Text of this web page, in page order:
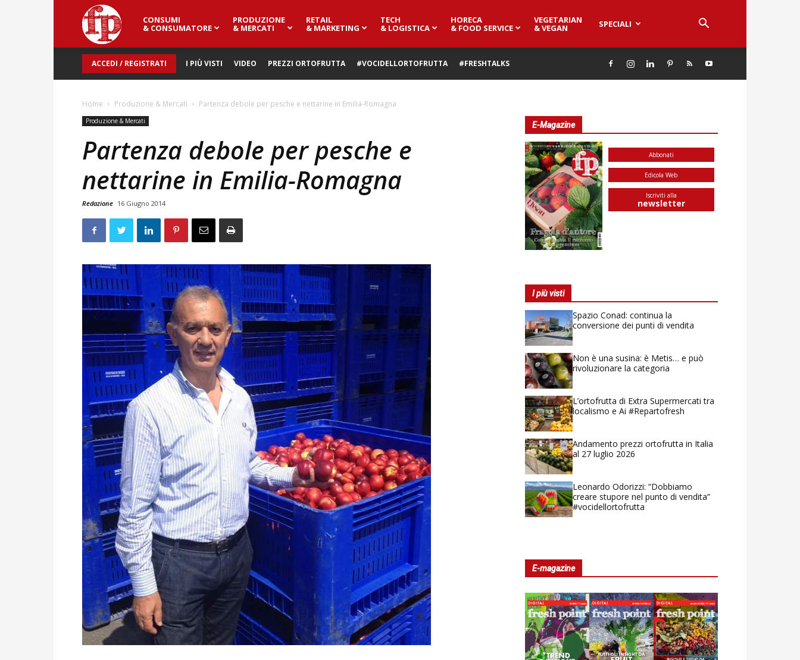
Fresh
Point
Magazine
CONSUMI
& CONSUMATORE
PRODUZIONE
& MERCATI
RETAIL
& MARKETING
TECH
& LOGISTICA
HORECA
& FOOD SERVICE
VEGETARIAN
& VEGAN SPECIALI
ACCEDI / REGISTRATI I PIÙ VISTI VIDEO PREZZI ORTOFRUTTA #VOCIDELLORTOFRUTTA #FRESHTALKS
Home Produzione & Mercati Partenza debole per pesche e nettarine in Emilia-Romagna
Produzione & Mercati
Partenza debole per pesche e
nettarine in Emilia-Romagna
Redazione 16 Giugno 2014
E-Magazine
Abbonati
Edicola Web
Iscriviti alla
newsletter
I più visti
Spazio Conad: continua la
conversione dei punti di vendita
Non è una susina: è Metis… e può
rivoluzionare la categoria
L’ortofrutta di Extra Supermercati tra
localismo e Ai #Repartofresh
Andamento prezzi ortofrutta in Italia
al 27 luglio 2026
Leonardo Odorizzi: “Dobbiamo
creare stupore nel punto di vendita”
#vocidellortofrutta
E-magazine